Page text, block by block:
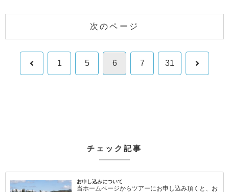
次のページ
前 1 5 6 7 31 次
チェック記事
お申し込みについて
当ホームページからツアーにお申し込み頂くと、お